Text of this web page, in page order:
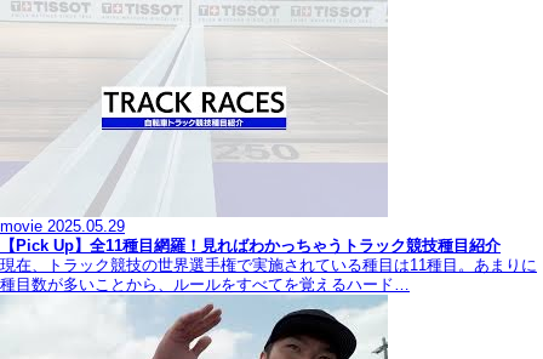
movie 2025.05.29
【Pick Up】全11種目網羅！見ればわかっちゃうトラック競技種目紹介
現在、トラック競技の世界選手権で実施されている種目は11種目。あまりに
種目数が多いことから、ルールをすべてを覚えるハード…